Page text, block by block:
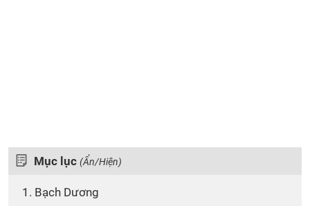
Mục lục (Ẩn/Hiện)
1. Bạch Dương